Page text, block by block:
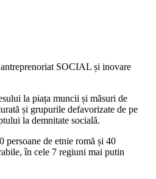
SOCIAL și inovare
la piața muncii și măsuri de
și grupurile defavorizate de pe
la demnitate socială.
persoane de etnie romă și 40
în cele 7 regiuni mai putin